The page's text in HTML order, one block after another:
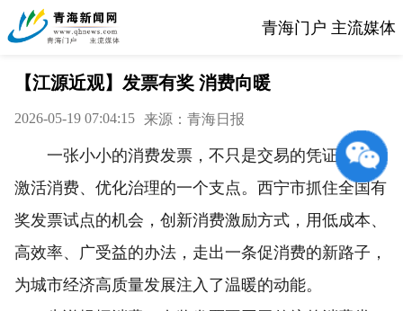
青海门户 主流媒体
【江源近观】发票有奖 消费向暖
2026-05-19 07:04:15 来源：青海日报
一张小小的消费发票，不只是交易的凭证，更是
激活消费、优化治理的一个支点。西宁市抓住全国有
奖发票试点的机会，创新消费激励方式，用低成本、
高效率、广受益的办法，走出一条促消费的新路子，
为城市经济高质量发展注入了温暖的动能。